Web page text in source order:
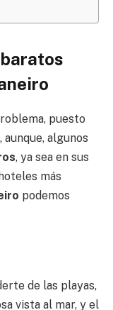
puesto
, aunque, algunos
, ya sea en sus
más
podemos
de las playas,
vista al mar, y el